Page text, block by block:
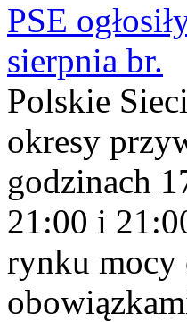
PSE
sierpnia br.
Polskie
okresy
godzinach
21:00 i
rynku mocy